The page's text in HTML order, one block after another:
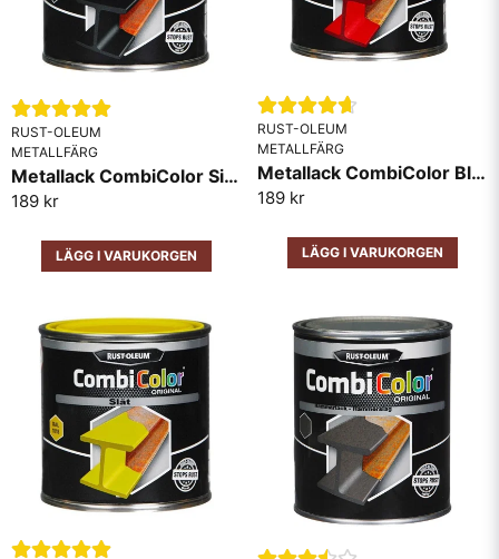
RUST-OLEUM
METALLFÄRG
Metallack CombiColor Sidenmatt Svart
189 kr
LÄGG I VARUKORGEN
RUST-OLEUM
METALLFÄRG
Metallack CombiColor Blank RAL3000 Röd
189 kr
LÄGG I VARUKORGEN
Skicka fråga